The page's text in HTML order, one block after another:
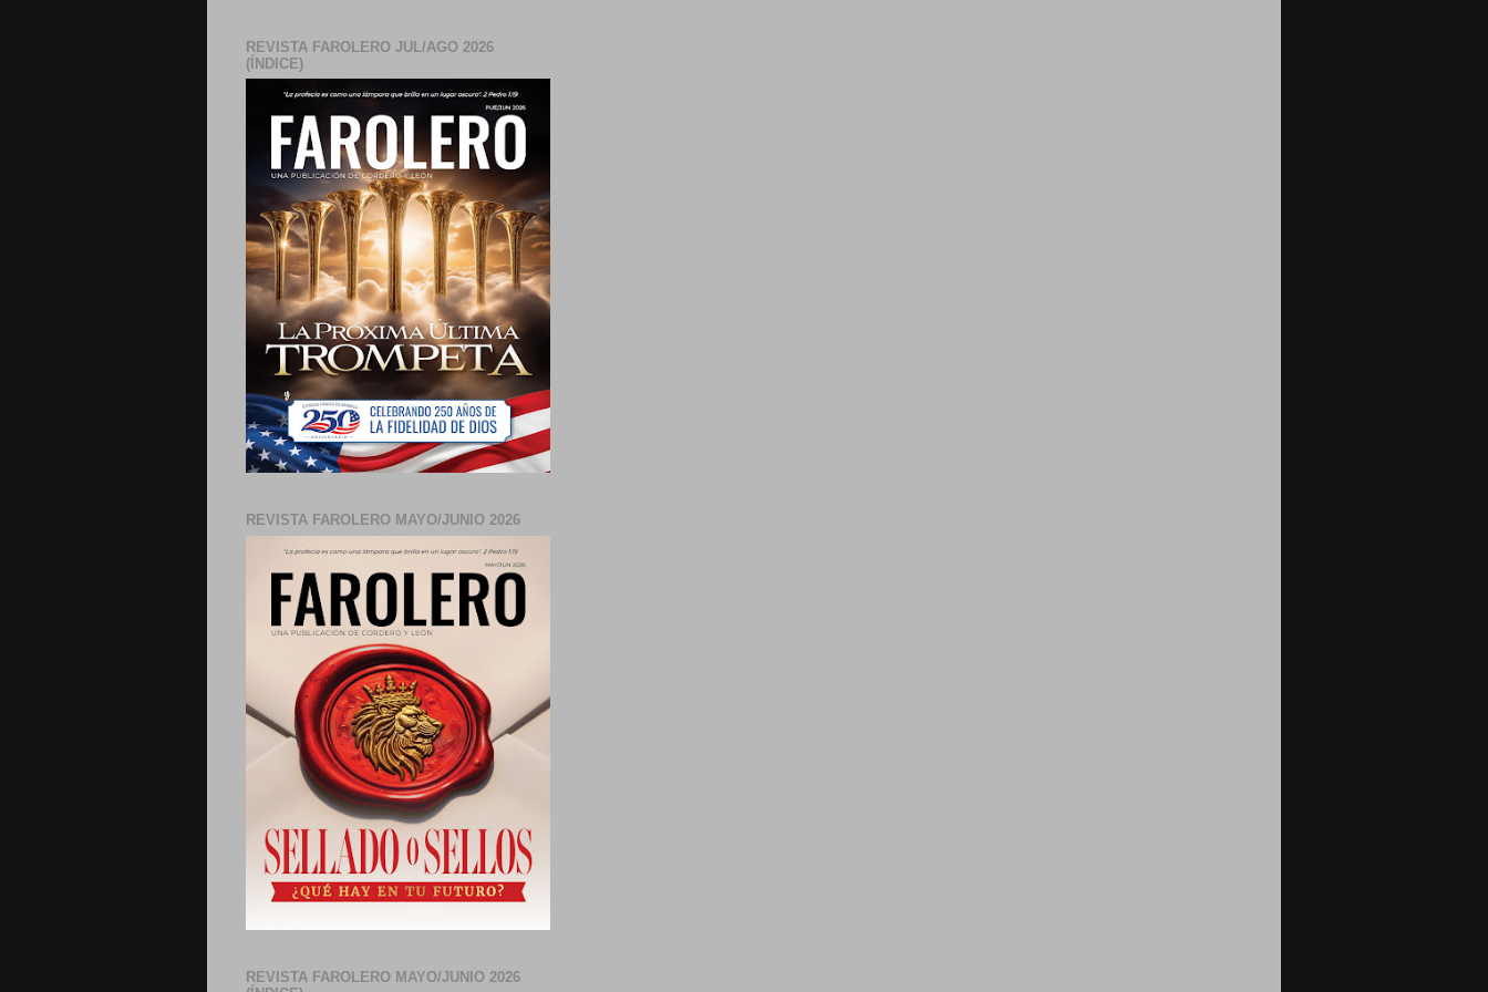
REVISTA FAROLERO JUL/AGO 2026
(ÍNDICE)
REVISTA FAROLERO MAYO/JUNIO 2026
REVISTA FAROLERO MAYO/JUNIO 2026